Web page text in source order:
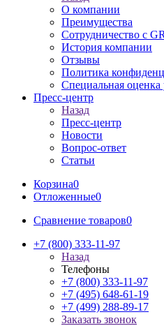
О компании
Преимущества
Сотрудничество с
История компании
Отзывы
Политика
Специальная оценка
Пресс-центр
Назад
Пресс-центр
Новости
Вопрос-ответ
Статьи
Корзина0
Отложенные0
Сравнение товаров0
+7 (800) 333-11-97
Назад
Телефоны
+7 (800) 333-11-97
+7 (495) 648-61-19
+7 (499) 288-89-17
Заказать звонок